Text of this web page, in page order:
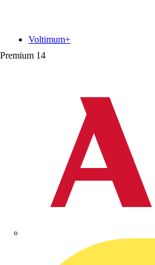
Premium 14
Voltimum+